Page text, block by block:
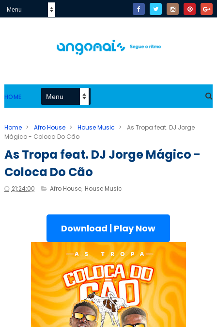
HOME
Home > Afro House > House Music >
As Tropa feat. DJ Jorge
Mágico - Coloca Do Cão
As Tropa feat. DJ Jorge Mágico -
Coloca Do Cão
21:24:00 Afro House, House Music
Download | Play Now